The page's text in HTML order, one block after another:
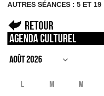
AUTRES SÉANCES : 5 ET
Retour
Agenda culturel
L M M